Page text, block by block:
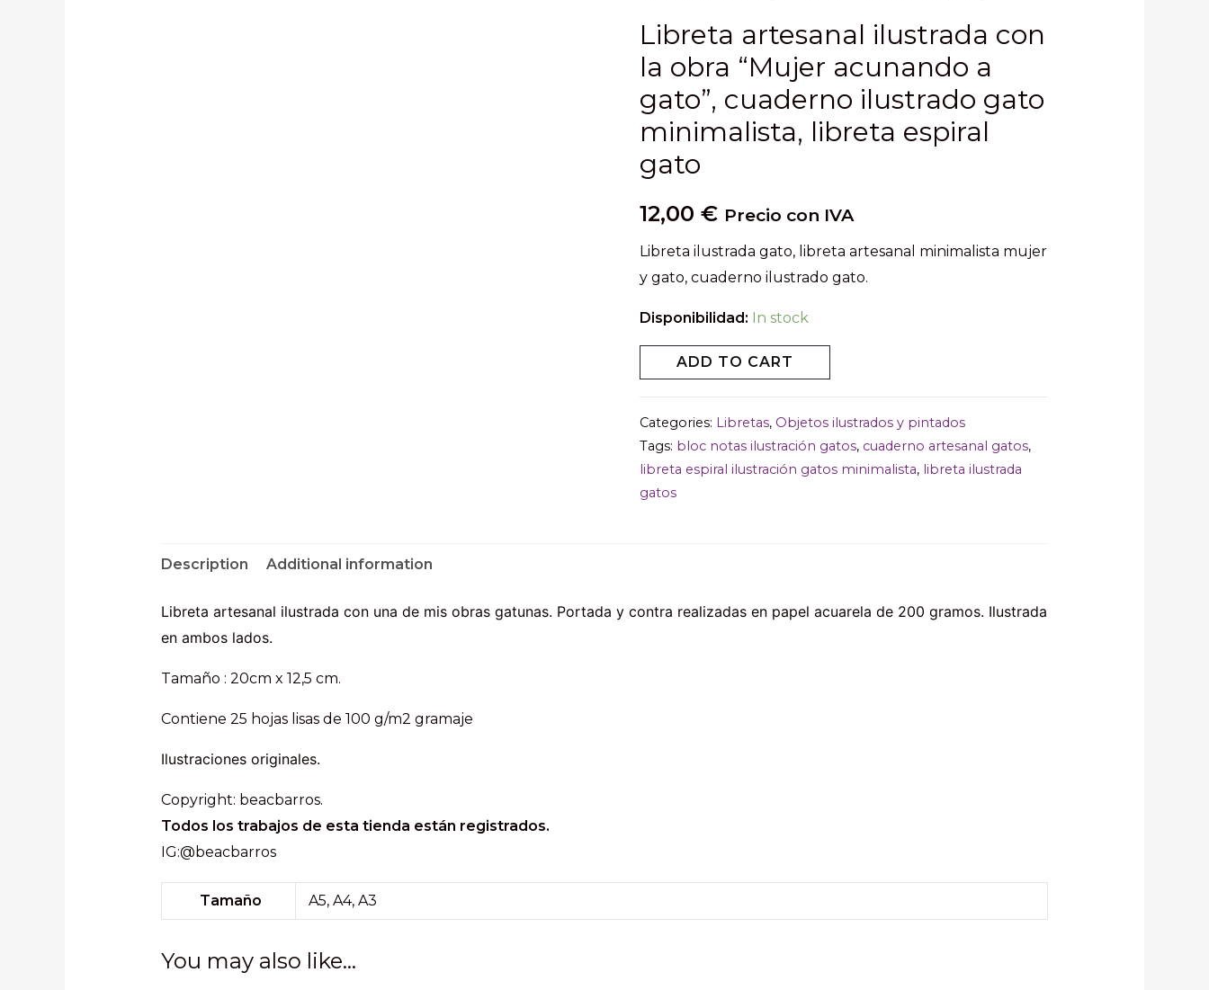
Libreta artesanal ilustrada con
la obra “Mujer acunando a
gato”, cuaderno ilustrado gato
minimalista, libreta espiral
gato
12,00€ Precio con IVA
Libreta ilustrada gato, libreta artesanal minimalista mujer
y gato, cuaderno ilustrado gato.
Disponibilidad: In stock
ADD TO CART
Categories: Libretas, Objetos ilustrados y pintados
Tags: bloc notas ilustración gatos, cuaderno artesanal gatos,
libreta espiral ilustración gatos minimalista, libreta ilustrada
gatos
Description Additional information
Libreta artesanal ilustrada con una de mis obras gatunas. Portada y contra realizadas en papel acuarela de 200 gramos. Ilustrada
en ambos lados.
Tamaño : 20cm x 12,5 cm.
Contiene 25 hojas lisas de 100 g/m2 gramaje
Ilustraciones originales.
Copyright: beacbarros.
Todos los trabajos de esta tienda están registrados.
IG:@beacbarros
Tamaño A5, A4, A3
You may also like…